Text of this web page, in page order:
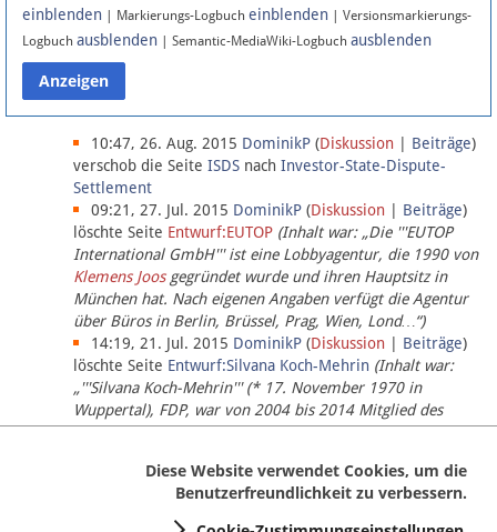
Anmelden
Datenschutz
Über Lobbypedia
Impressum
einblenden | Markierungs-Logbuch einblenden | Versionsmarkierungs-
Logbuch ausblenden | Semantic-MediaWiki-Logbuch ausblenden
10:47, 26. Aug. 2015 DominikP (Diskussion Beiträge)
verschob die Seite ISDS nach Investor-State-Dispute-
Settlement
09:21, 27. Jul. 2015 DominikP (Diskussion Beiträge)
löschte Seite Entwurf:EUTOP (Inhalt war: „Die '''EUTOP
International GmbH''' ist eine Lobbyagentur, die 1990 von
Klemens Joosgegründet wurde und ihren Hauptsitz in
München hat. Nach eigenen Angaben verfügt die Agentur
über Büros in Berlin, Brüssel, Prag, Wien, Lond…“)
14:19, 21. Jul. 2015 DominikP (Diskussion Beiträge)
löschte Seite Entwurf:Silvana Koch-Mehrin (Inhalt war:
„'''Silvana Koch-Mehrin''' (* 17. November 1970 in
Wuppertal), FDP, war von 2004 bis 2014 Mitglied des
Europäischen Parlaments, seit November 2014 ist sie für
Diese Website verwendet Cookies, um die
Benutzerfreundlichkeit zu verbessern.